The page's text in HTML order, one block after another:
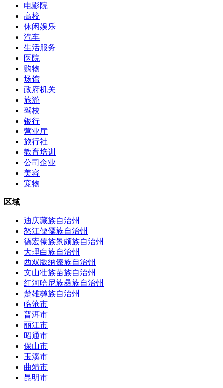
电影院
高校
休闲娱乐
汽车
生活服务
医院
购物
场馆
政府机关
旅游
驾校
银行
营业厅
旅行社
教育培训
公司企业
美容
宠物
区域
迪庆藏族自治州
怒江傈僳族自治州
德宏傣族景颇族自治州
大理白族自治州
西双版纳傣族自治州
文山壮族苗族自治州
红河哈尼族彝族自治州
楚雄彝族自治州
临沧市
普洱市
丽江市
昭通市
保山市
玉溪市
曲靖市
昆明市